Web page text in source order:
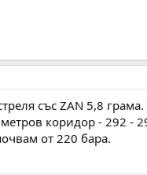
със ZAN 5,8
коридор - 292 -
от 220 бара.